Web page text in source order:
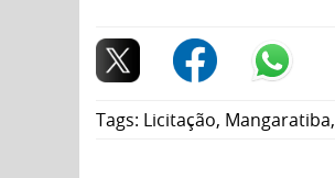
Tags: Licitação, Mangaratiba,